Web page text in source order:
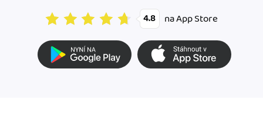
4.8 na App Store